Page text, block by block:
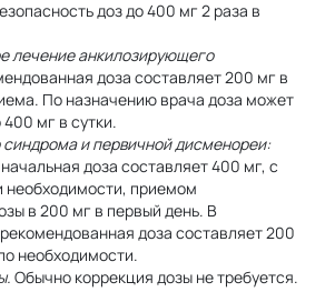
доз до 400 мг 2 раза в
лечение анкилозирующего
доза составляет 200 мг в
По назначению врача доза может
мг в сутки.
и первичной дисменореи:
доза составляет 400 мг, с
приемом
в 200 мг в первый день. В
доза составляет 200
необходимости.
Обычно коррекция дозы не требуется.